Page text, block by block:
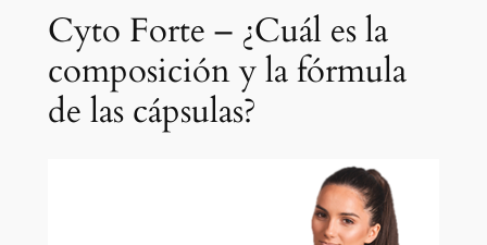
Cyto Forte – ¿Cuál es la
composición y la fórmula
de las cápsulas?